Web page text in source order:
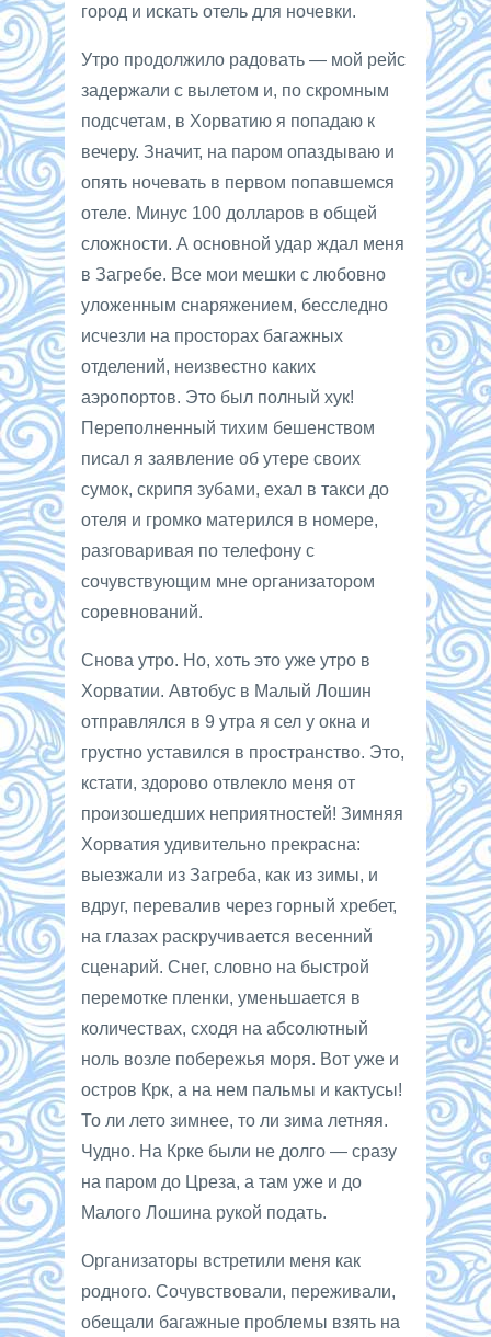
город и искать отель для ночевки.
Утро продолжило радовать — мой рейс
задержали с вылетом и, по скромным
подсчетам, в Хорватию я попадаю к
вечеру. Значит, на паром опаздываю и
опять ночевать в первом попавшемся
отеле. Минус 100 долларов в общей
сложности. А основной удар ждал меня
в Загребе. Все мои мешки с любовно
уложенным снаряжением, бесследно
исчезли на просторах багажных
отделений, неизвестно каких
аэропортов. Это был полный хук!
Переполненный тихим бешенством
писал я заявление об утере своих
сумок, скрипя зубами, ехал в такси до
отеля и громко матерился в номере,
разговаривая по телефону с
сочувствующим мне организатором
соревнований.
Снова утро. Но, хоть это уже утро в
Хорватии. Автобус в Малый Лошин
отправлялся в 9 утра я сел у окна и
грустно уставился в пространство. Это,
кстати, здорово отвлекло меня от
произошедших неприятностей! Зимняя
Хорватия удивительно прекрасна:
выезжали из Загреба, как из зимы, и
вдруг, перевалив через горный хребет,
на глазах раскручивается весенний
сценарий. Снег, словно на быстрой
перемотке пленки, уменьшается в
количествах, сходя на абсолютный
ноль возле побережья моря. Вот уже и
остров Крк, а на нем пальмы и кактусы!
То ли лето зимнее, то ли зима летняя.
Чудно. На Крке были не долго — сразу
на паром до Цреза, а там уже и до
Малого Лошина рукой подать.
Организаторы встретили меня как
родного. Сочувствовали, переживали,
обещали багажные проблемы взять на